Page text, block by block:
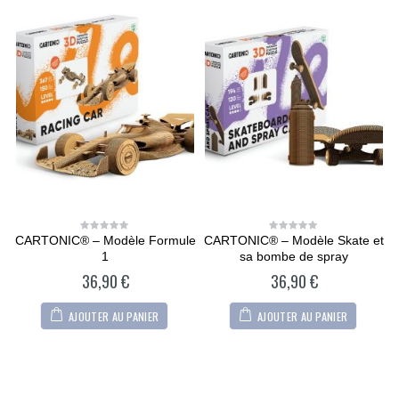
0
CARTONIC® – Modèle Formule
1
36,90€
AJOUTER AU PANIER
0
out
of
CARTONIC® – Modèle Skate et
sa bombe de spray
36,90€
AJOUTER AU PANIER